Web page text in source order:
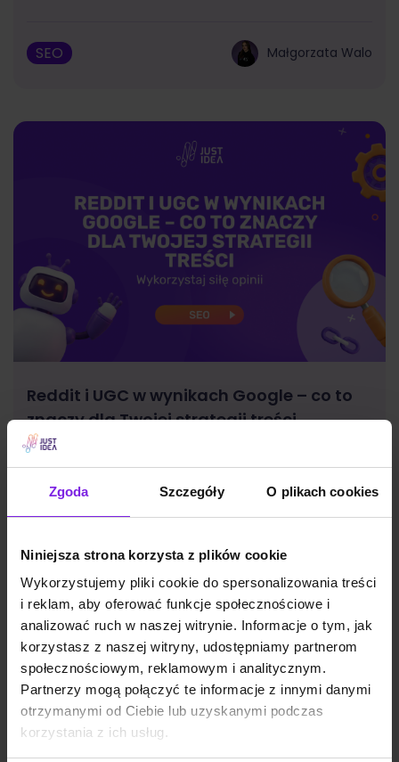
Zgoda Szczegóły O plikach cookies
Niniejsza strona korzysta z plików cookie
Wykorzystujemy pliki cookie do spersonalizowania treści
i reklam, aby oferować funkcje społecznościowe i
analizować ruch w naszej witrynie. Informacje o tym, jak
korzystasz z naszej witryny, udostępniamy partnerom
społecznościowym, reklamowym i analitycznym.
Partnerzy mogą połączyć te informacje z innymi danymi
otrzymanymi od Ciebie lub uzyskanymi podczas
korzystania z ich usług.
SEO Małgorzata Walo
Reddit i UGC w wynikach Google – co to
znaczy dla Twojej strategii treści
SEO Małgorzata Walo